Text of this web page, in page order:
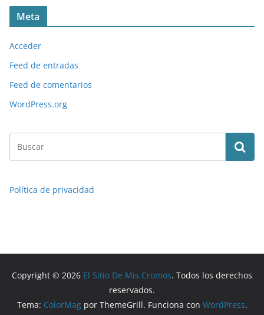
Meta
Acceder
Feed de entradas
Feed de comentarios
WordPress.org
Política de privacidad
Copyright © 2026 El Sitio De Mis Cromos. Todos los derechos
reservados.
Tema: ColorMagpor ThemeGrill. Funciona con WordPress.